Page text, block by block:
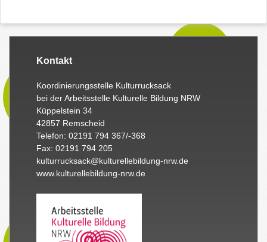
Kontakt
Koordinierungsstelle Kulturrucksack
bei der Arbeitsstelle Kulturelle Bildung NRW
Küppelstein 34
42857 Remscheid
Telefon: 02191 794 367/-368
Fax: 02191 794 205
kulturrucksack@kulturellebildung-nrw.de
www.kulturellebildung-nrw.de